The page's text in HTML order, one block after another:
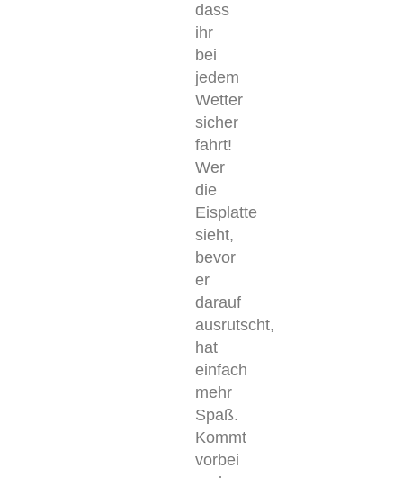
dass
ihr
bei
jedem
Wetter
sicher
fahrt!
Wer
die
Eisplatte
sieht,
bevor
er
darauf
ausrutscht,
hat
einfach
mehr
Spaß.
Kommt
vorbei